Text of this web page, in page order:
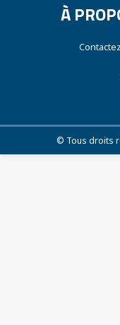
À
© Tous droits